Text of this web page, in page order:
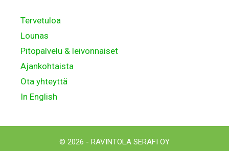
Tervetuloa
Lounas
Pitopalvelu & leivonnaiset
Ajankohtaista
Ota yhteyttä
In English
© 2026 - RAVINTOLA SERAFI OY